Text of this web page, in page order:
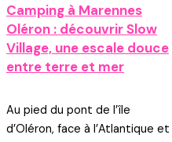
Camping à Marennes
Oléron : découvrir Slow
Village, une escale douce
entre terre et mer
Au pied du pont de l’île
d’Oléron, face à l’Atlantique et